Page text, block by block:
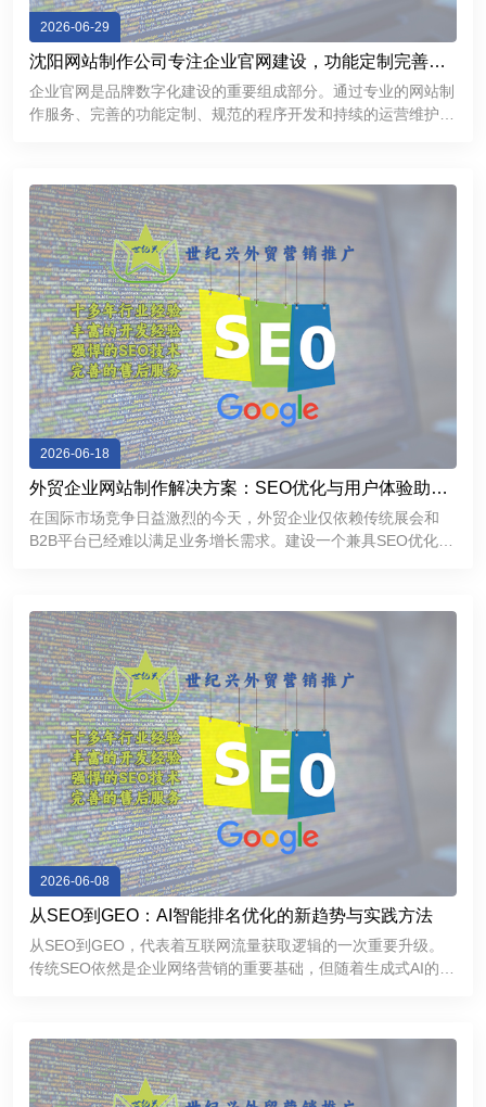
2026-06-29
沈阳网站制作公司专注企业官网建设，功能定制完善，
提升品牌互联网形象
企业官网是品牌数字化建设的重要组成部分。通过专业的网站制
作服务、完善的功能定制、规范的程序开发和持续的运营维护，
持。
2026-06-18
外贸企业网站制作解决方案：SEO优化与用户体验助力
精准获客
在国际市场竞争日益激烈的今天，外贸企业仅依赖传统展会和
B2B平台已经难以满足业务增长需求。建设一个兼具SEO优化能
任感，提高询盘
2026-06-08
从SEO到GEO：AI智能排名优化的新趋势与实践方法
从SEO到GEO，代表着互联网流量获取逻辑的一次重要升级。
传统SEO依然是企业网络营销的重要基础，但随着生成式AI的普